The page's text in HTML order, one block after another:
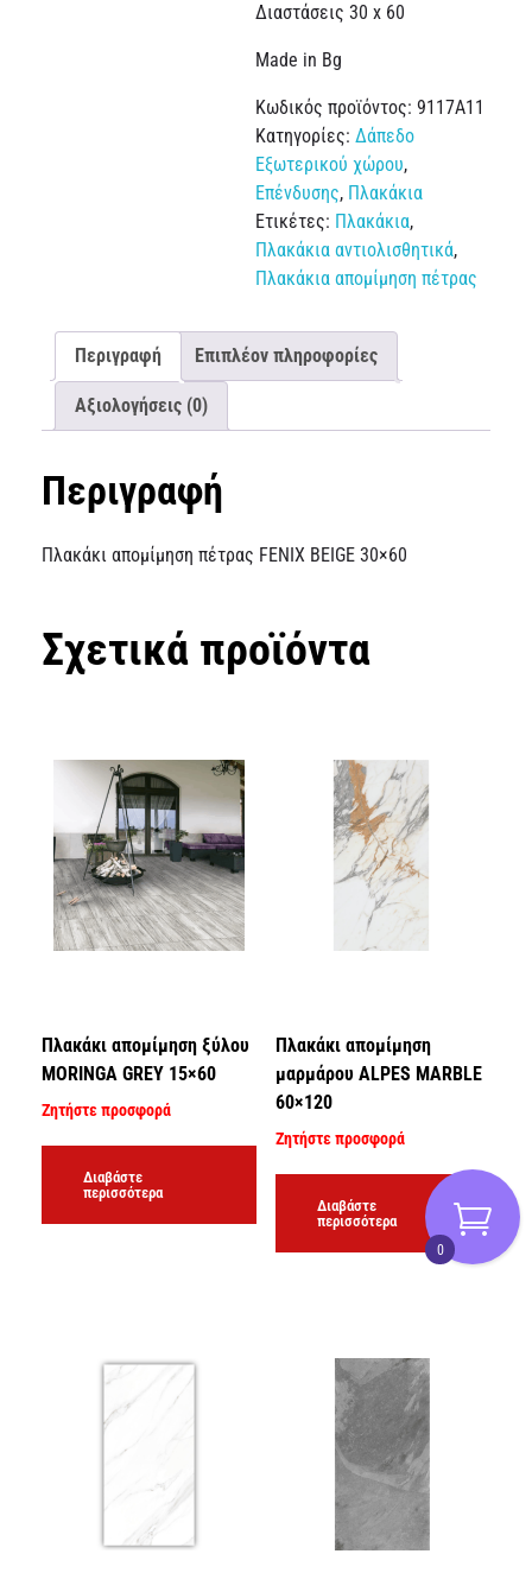
Διαστάσεις 30 x 60
Made in Bg
Κωδικός προϊόντος: 9117A11
Κατηγορίες: Δάπεδο
Εξωτερικού χώρου,
Επένδυσης, Πλακάκια
Ετικέτες: Πλακάκια,
Πλακάκια αντιολισθητικά,
Πλακάκια απομίμηση πέτρας
Περιγραφή Επιπλέον πληροφορίες
Αξιολογήσεις (0)
Περιγραφή
Πλακάκι απομίμηση πέτρας FENIX BEIGE 30×60
Σχετικά προϊόντα
Πλακάκι απομίμηση ξύλου
MORINGA GREY 15×60
Ζητήστε προσφορά
Διαβάστε
περισσότερα
Πλακάκι απομίμηση
μαρμάρου ALPES MARBLE
60×120
Ζητήστε προσφορά
Διαβάστε
περισσότερα
0